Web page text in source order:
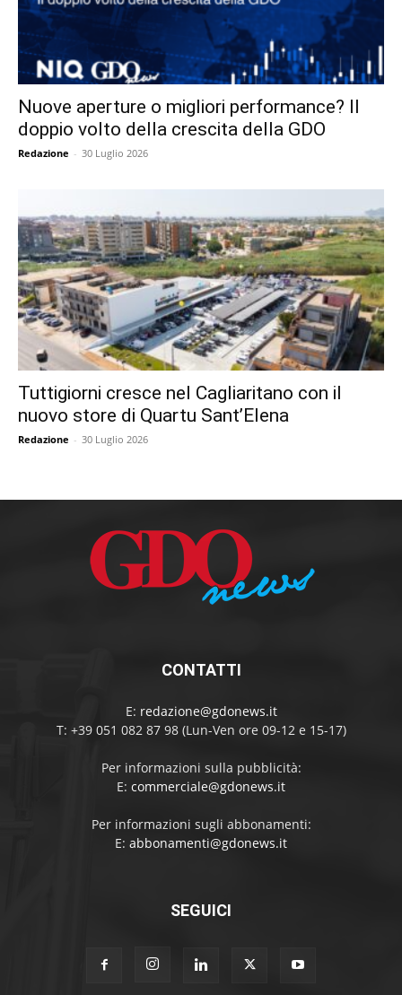
Nuove aperture o migliori performance? Il
doppio volto della crescita della GDO
Redazione - 30 Luglio 2026
Tuttigiorni cresce nel Cagliaritano con il
nuovo store di Quartu Sant’Elena
Redazione - 30 Luglio 2026
CONTATTI
E: redazione@gdonews.it
T: +39 051 082 87 98 (Lun-Ven ore 09-12 e 15-17)
Per informazioni sulla pubblicità:
E: commerciale@gdonews.it
Per informazioni sugli abbonamenti:
E: abbonamenti@gdonews.it
SEGUICI